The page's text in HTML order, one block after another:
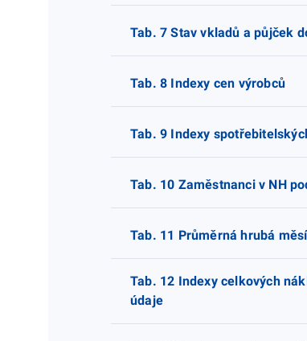
Tab. 7 Stav vkladů a půjček
Tab. 8 Indexy cen výrobců
Tab. 9 Indexy
Tab. 10 Zaměstnanci v NH
Tab. 11 Průměrná hrubá
Tab. 12 Indexy celkových
údaje